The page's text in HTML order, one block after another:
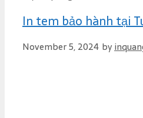
i
s
In tem bảo hành tại
November 5, 2024 by